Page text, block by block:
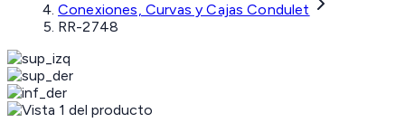
Conexiones, Curvas y Cajas Condulet
RR-2748